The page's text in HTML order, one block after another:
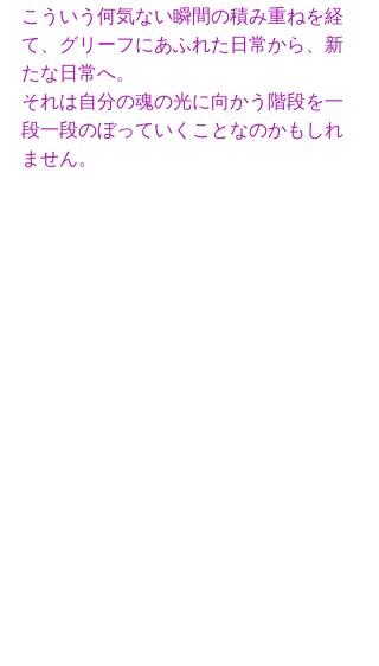
こういう何気ない瞬間の積み重ねを経
て、グリーフにあふれた日常から、新
たな日常へ。
それは自分の魂の光に向かう階段を一
段一段のぼっていくことなのかもしれ
ません。